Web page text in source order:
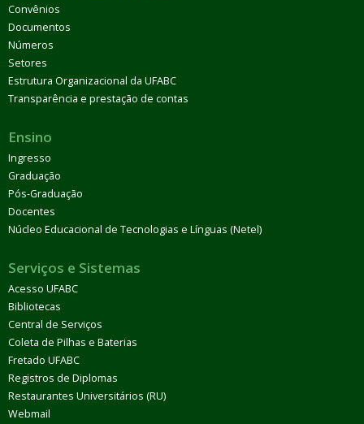
Convênios
Documentos
Números
Setores
Estrutura Organizacional da UFABC
Transparência e prestação de contas
Ensino
Ingresso
Graduação
Pós-Graduação
Docentes
Núcleo Educacional de Tecnologias e Línguas (Netel)
Serviços e Sistemas
Acesso UFABC
Bibliotecas
Central de Serviços
Coleta de Pilhas e Baterias
Fretado UFABC
Registros de Diplomas
Restaurantes Universitários (RU)
Webmail